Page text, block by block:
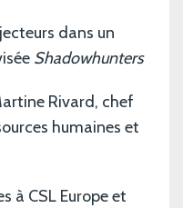
dans un
Shadowhunters
Rivard, chef
humaines et
à CSL Europe et